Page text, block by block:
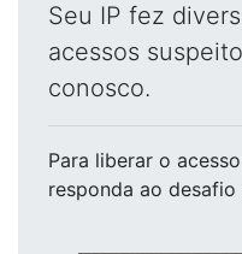
Seu IP fez
acessos
conosco.
Para liberar o acesso
responda ao desafio